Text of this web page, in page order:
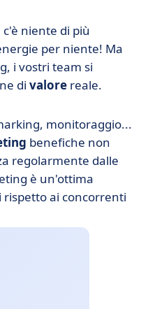
c'è niente di più
per niente! Ma
i vostri team si
di valore reale.
monitoraggio...
benefiche non
regolarmente dalle
è un'ottima
rispetto ai concorrenti